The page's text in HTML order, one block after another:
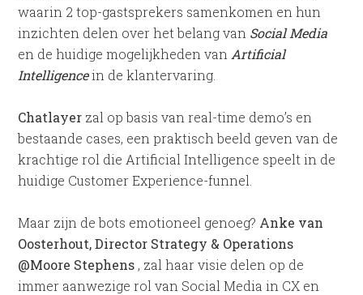
waarin 2 top-gastsprekers samenkomen en hun
inzichten delen over het belang van Social Media
en de huidige mogelijkheden van Artificial
Intelligencein de klantervaring.
Chatlayer zal op basis van real-time demo’s en
bestaande cases, een praktisch beeld geven van de
krachtige rol die Artificial Intelligence speelt in de
huidige Customer Experience-funnel.
Maar zijn de bots emotioneel genoeg? Anke van
Oosterhout, Director Strategy & Operations
@Moore Stephens , zal haar visie delen op de
immer aanwezige rol van Social Media in CX en